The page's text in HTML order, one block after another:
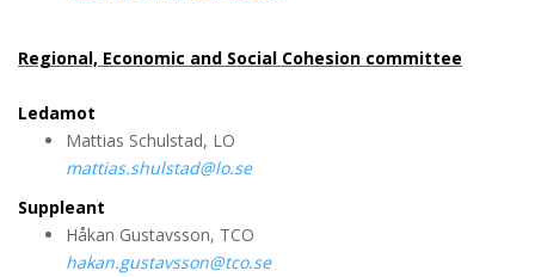
Regional, Economic and Social Cohesion committee
Ledamot
Mattias Schulstad, LO
mattias.shulstad@lo.se
Suppleant
Håkan Gustavsson, TCO
hakan.gustavsson@tco.se